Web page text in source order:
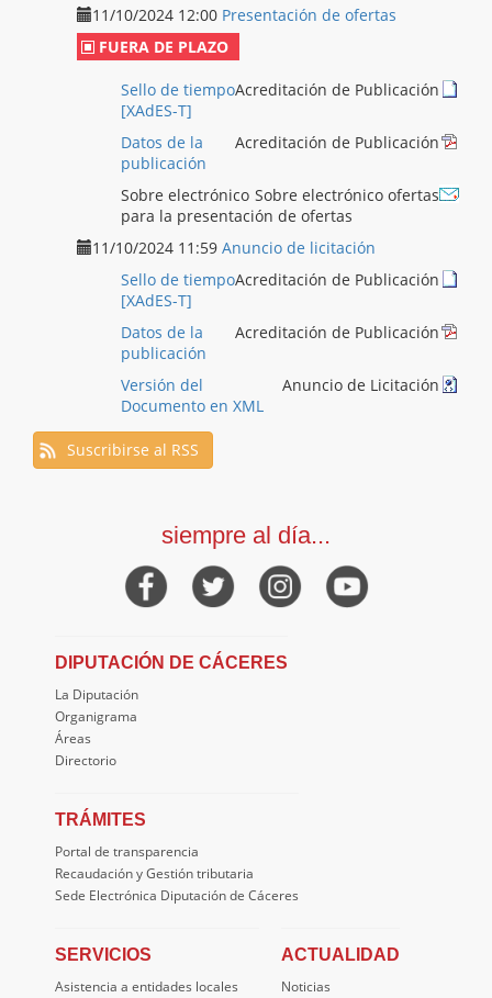
11/10/2024 12:00 Presentación de ofertas
FUERA DE PLAZO
Acreditación de Publicación
Sello de tiempo
[XAdES-T]
Acreditación de Publicación
Datos de la
publicación
Sobre electrónico ofertas
Sobre electrónico
para la presentación de ofertas
11/10/2024 11:59 Anuncio de licitación
Acreditación de Publicación
Sello de tiempo
[XAdES-T]
Acreditación de Publicación
Datos de la
publicación
Anuncio de Licitación
Versión del
Documento en XML
Suscribirse al RSS
siempre al día...
DIPUTACIÓN DE CÁCERES
La Diputación
Organigrama
Áreas
Directorio
TRÁMITES
Portal de transparencia
Recaudación y Gestión tributaria
Sede Electrónica Diputación de Cáceres
SERVICIOS
Asistencia a entidades locales
ACTUALIDAD
Noticias